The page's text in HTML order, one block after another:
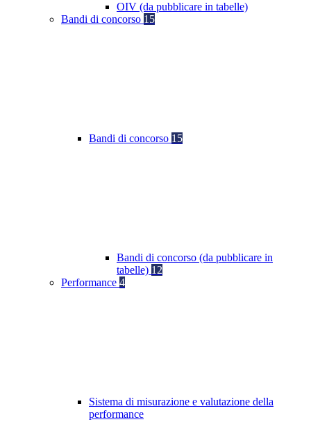
OIV (da pubblicare in tabelle)
Bandi di concorso 15
Bandi di concorso 15
Bandi di concorso (da pubblicare in
tabelle) 12
Performance 4
Sistema di misurazione e valutazione della
performance